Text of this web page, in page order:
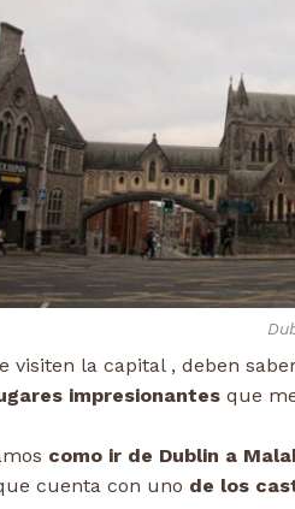
visiten la capital , deben
impresionantes que
como ir de Dublin a
cuenta con uno de los